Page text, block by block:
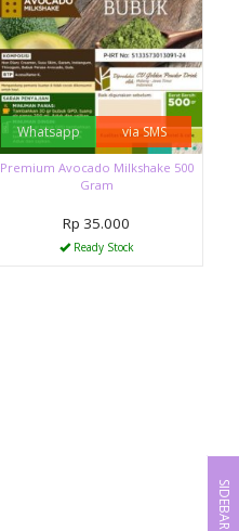
Whatsapp via SMS
Premium Avocado Milkshake 500
Gram
Rp 35.000
Ready Stock
SIDEBAR